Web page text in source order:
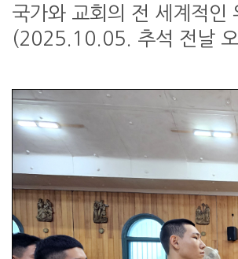
국가와 교회의 전 세계적인
(2025.10.05. 추석 전날